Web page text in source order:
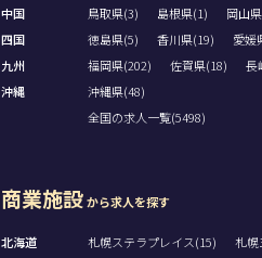
中国
鳥取県(3) 島根県(1) 岡山
四国
徳島県(5) 香川県(19) 愛媛
九州
福岡県(202) 佐賀県(18) 長
沖縄
沖縄県(48)
全国の求人一覧(5498)
商業施設から求人を探す
北海道 札幌ステラプレイス(15) 札幌